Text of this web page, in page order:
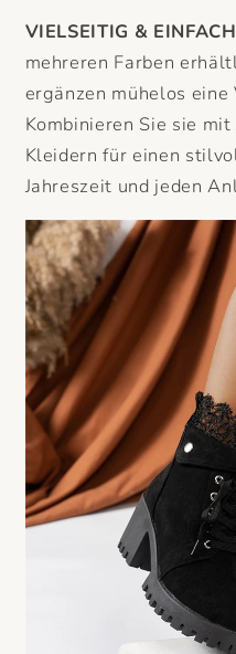
VIELSEITIG &
mehreren Farben
ergänzen mühelos
Kombinieren Sie sie mit
Kleidern für einen
Jahreszeit und jeden